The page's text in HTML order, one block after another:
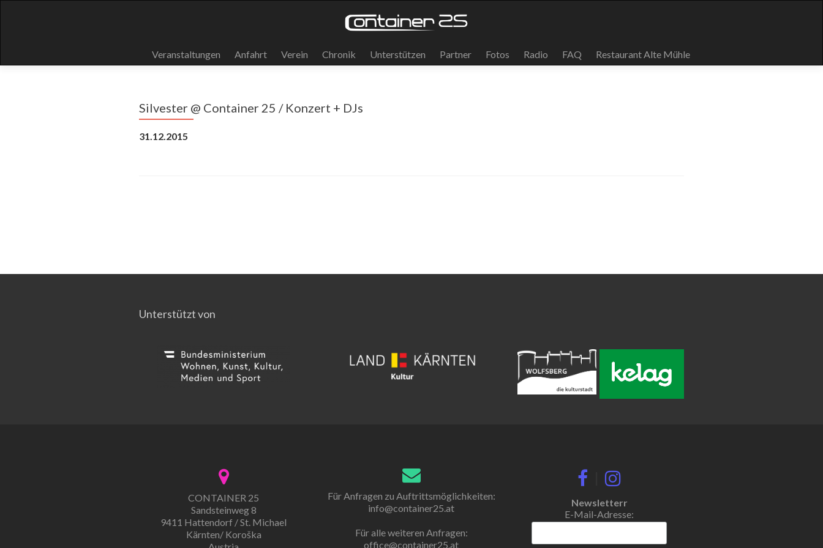
Skip
to
Veranstaltungen Anfahrt Verein Chronik Unterstützen Partner Fotos Radio FAQ Restaurant Alte Mühle
Silvester @ Container 25 / Konzert + DJs
31.12.2015
Unterstützt von
CONTAINER 25
Sandsteinweg 8
9411 Hattendorf / St. Michael
Kärnten/ Koroška
Für Anfragen zu Auftrittsmöglichkeiten:
info@container25.at
Für alle weiteren Anfragen:
office@container25.at
Newsletterr
E-Mail-Adresse: